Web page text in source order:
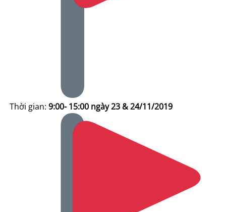
Thời gian: 9:00- 15:00 ngày 23 & 24/11/2019